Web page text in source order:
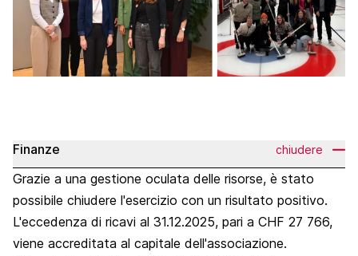
Finanze chiudere
Grazie a una gestione oculata delle risorse, è stato
possibile chiudere l'esercizio con un risultato positivo.
L'eccedenza di ricavi al 31.12.2025, pari a CHF 27 766,
viene accreditata al capitale dell'associazione.